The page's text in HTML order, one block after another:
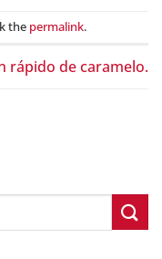
the permalink.
rápido de caramelo.